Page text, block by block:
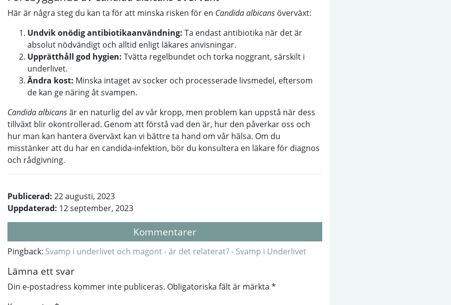
Här är några steg du kan ta för att minska risken för en Candida albicans överväxt:
Undvik onödig antibiotikaanvändning: Ta endast antibiotika när det är
absolut nödvändigt och alltid enligt läkares anvisningar.
Upprätthåll god hygien: Tvätta regelbundet och torka noggrant, särskilt i
underlivet.
Ändra kost: Minska intaget av socker och processerade livsmedel, eftersom
de kan ge näring åt svampen.
Candida albicansär en naturlig del av vår kropp, men problem kan uppstå när dess
tillväxt blir okontrollerad. Genom att förstå vad den är, hur den påverkar oss och
hur man kan hantera överväxt kan vi bättre ta hand om vår hälsa. Om du
misstänker att du har en candida-infektion, bör du konsultera en läkare för diagnos
och rådgivning.
Publicerad: 22 augusti, 2023
Uppdaterad: 12 september, 2023
Kommentarer
Pingback: Svamp i underlivet och magont - är det relaterat? - Svamp i Underlivet
Lämna ett svar
Din e-postadress kommer inte publiceras. Obligatoriska fält är märkta *